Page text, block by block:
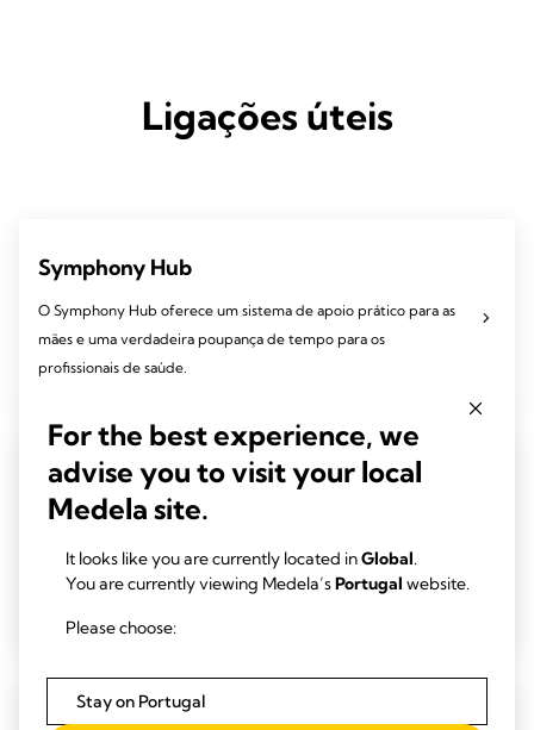
Ligações úteis
Symphony Hub
O Symphony Hub oferece um sistema de apoio prático para as
mães e uma verdadeira poupança de tempo para os
profissionais de saúde.
Como alugar o seu extrator de leite Symp
hony
O extrator de leite Symphony da Medela é um extrator de
leite duplo elétrico de grau hospitalar disponível para aluguer.
extrair leite de forma natural e eficiente.
Compromisso para com a amamentação
For the best experience, we
advise you to visit your local
Medela site.
It looks like you are currently located inGlobal.
You are currently viewing Medela’sPortugal website.
Please choose:
Stay on Portugal